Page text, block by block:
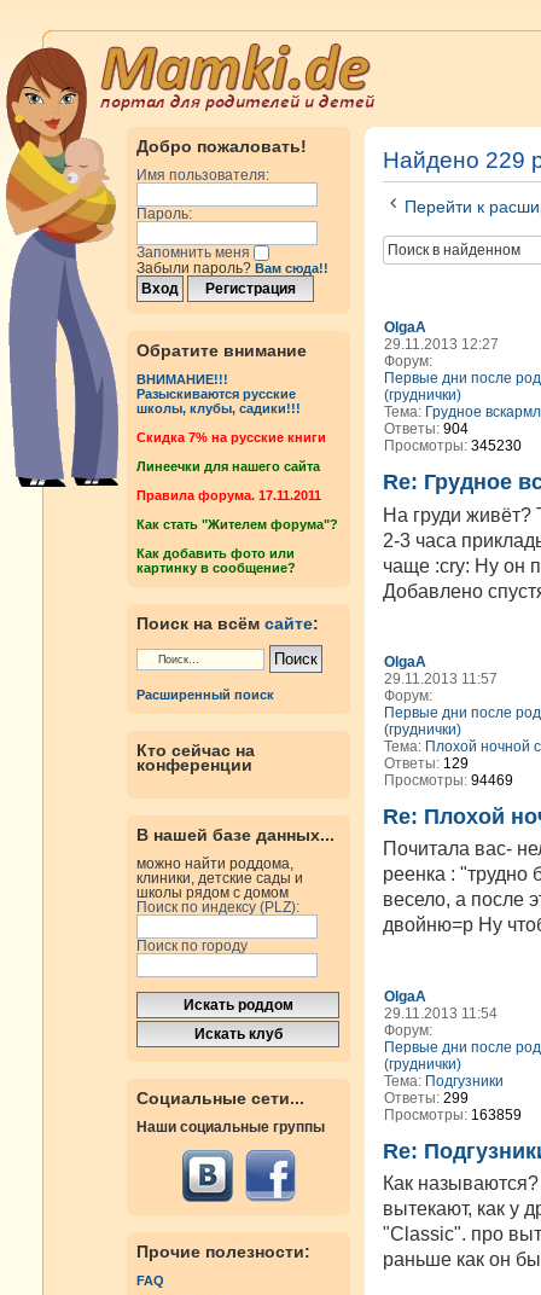
Добро пожаловать!
Имя пользователя:
Пароль:
Запомнить меня
Забыли пароль? Вам сюда!!
Обратите внимание
ВНИМАНИЕ!!!
Разыскиваются русские
школы, клубы, садики!!!
Cкидка 7% на русские книги
Линеечки для нашего сайта
Правила форума. 17.11.2011
Как стать "Жителем форума"?
Как добавить фото или
картинку в сообщение?
Поиск на всём сайте:
Расширенный поиск
Кто сейчас на
конференции
В нашей базе данных...
можно найти роддома,
клиники, детские сады и
школы рядом с домом
Поиск по индексу (PLZ):
Поиск по городу
Социальные сети...
Наши социальные группы
Прочие полезности:
FAQ
Найдено 229
Перейти к
OlgaA
29.11.2013 12:27
Форум:
Первые дни после
(груднички)
Тема: Грудное
Ответы: 904
Просмотры: 345230
Re: Грудное
На груди
2-3 часа
чаще :cry: Ну он
Добавлено
OlgaA
29.11.2013 11:57
Форум:
Первые дни после
(груднички)
Тема: Плохой ночной
Ответы: 129
Просмотры: 94469
Re: Плохой
Почитала вас-
реенка :
весело, а после
двойню=р Ну
OlgaA
29.11.2013 11:54
Форум:
Первые дни после
(груднички)
Тема: Подгузники
Ответы: 299
Просмотры: 163859
Re:
Как
вытекают, как у
"Classic". про
раньше как он